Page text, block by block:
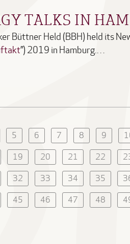
TALKS IN
Held (BBH) held its New
”) 2019 in Hamburg.…
5 6 7 8 9
19 20 21 22
32 33 34 35
45 46 47 48